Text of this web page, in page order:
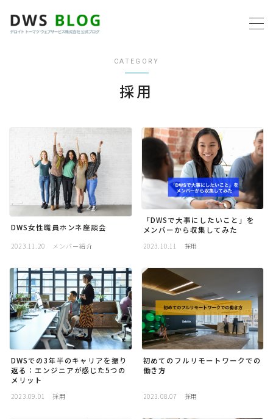
プログラミング
ビジネス
リモートワーク
採用
公式ページ
CATEGORY
採用
DWS女性職員ホンネ座談会
2023.11.20 メンバー紹介
「DWSで大事にしたいこと」を
メンバーから収集してみた
2023.10.11 採用
DWSでの3年半のキャリアを振り
返る：エンジニアが感じた5つの
メリット
2023.09.01 採用
初めてのフルリモートワークでの
働き方
2023.08.07 採用